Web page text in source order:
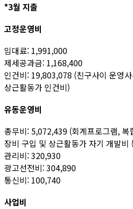
*3월 지출
고정운영비
임대료: 1,991,000
제세공과금: 1,168,400
인건비: 19,803,078 (친구사이 운영
상근활동가 인건비)
유동운영비
총무비: 5,072,439 (회계프로그램, 복
장비 구입 및 상근활동가 자기 개발비
관리비: 320,930
광고선전비: 304,890
통신비: 100,740
사업비